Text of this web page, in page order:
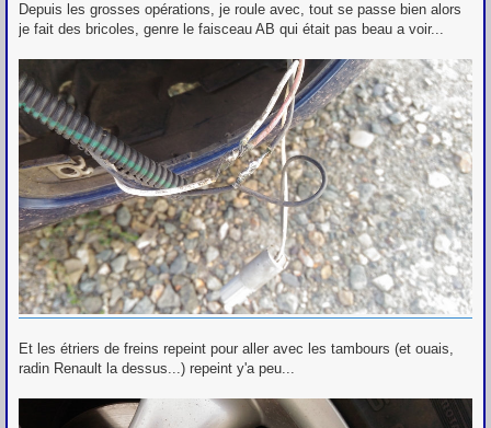
Depuis les grosses opérations, je roule avec, tout se passe bien alors
je fait des bricoles, genre le faisceau AB qui était pas beau a voir...
Et les étriers de freins repeint pour aller avec les tambours (et ouais,
radin Renault la dessus...) repeint y'a peu...